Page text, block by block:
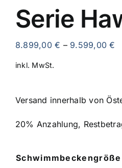
Serie
8.899,00€ – 9.599,00€
inkl. MwSt.
Versand innerhalb von
20% Anzahlung,
Schwimmbeckengröße